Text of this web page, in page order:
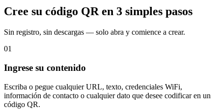
Cree su código QR en 3 simples pasos
Sin registro, sin descargas — solo abra y comience a crear.
01
Ingrese su contenido
Escriba o pegue cualquier URL, texto, credenciales WiFi,
información de contacto o cualquier dato que desee codificar en un
código QR.